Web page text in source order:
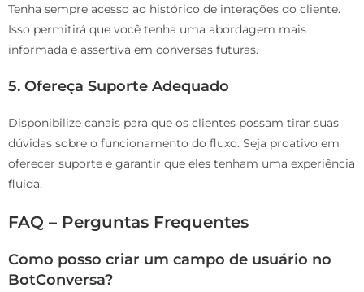
Tenha sempre acesso ao histórico de interações do cliente.
Isso permitirá que você tenha uma abordagem mais
informada e assertiva em conversas futuras.
5. Ofereça Suporte Adequado
Disponibilize canais para que os clientes possam tirar suas
dúvidas sobre o funcionamento do fluxo. Seja proativo em
oferecer suporte e garantir que eles tenham uma experiência
fluida.
FAQ – Perguntas Frequentes
Como posso criar um campo de usuário no
BotConversa?